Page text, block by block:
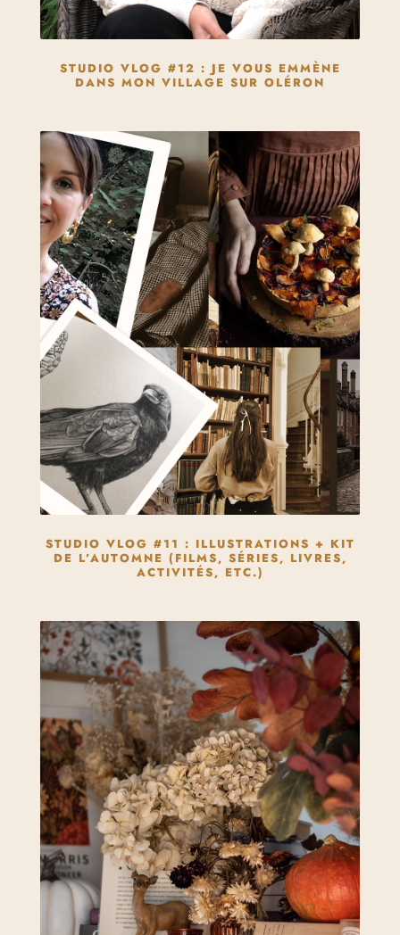
STUDIO VLOG #12 : JE VOUS EMMÈNE
DANS MON VILLAGE SUR OLÉRON
STUDIO VLOG #11 : ILLUSTRATIONS + KIT
DE L’AUTOMNE (FILMS, SÉRIES, LIVRES,
ACTIVITÉS, ETC.)